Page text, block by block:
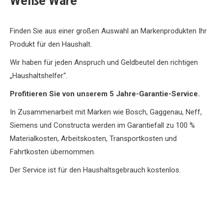
Finden Sie aus einer großen Auswahl an Markenprodukten Ihr
Produkt für den Haushalt.
Wir haben für jeden Anspruch und Geldbeutel den richtigen
„Haushaltshelfer“.
Profitieren Sie von unserem 5 Jahre-Garantie-Service.
In Zusammenarbeit mit Marken wie Bosch, Gaggenau, Neff,
Siemens und Constructa werden im Garantiefall zu 100 %
Materialkosten, Arbeitskosten, Transportkosten und
Fahrtkosten übernommen.
Der Service ist für den Haushaltsgebrauch kostenlos.